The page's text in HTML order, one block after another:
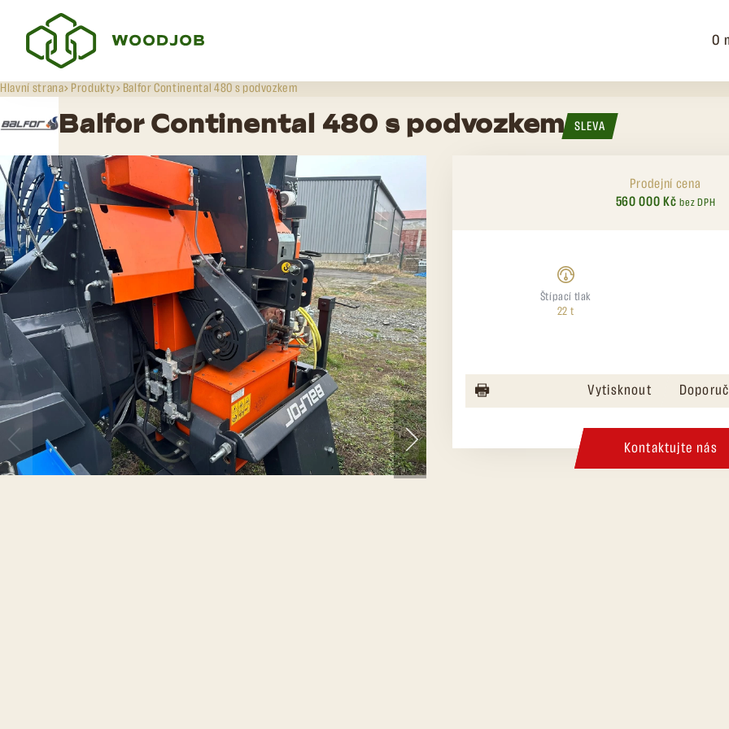
O
Hlavní strana Produkty Balfor Continental 480 s podvozkem
Balfor Continental 480 s podvozkem SLEVA
Prodejní cena
560 000 Kčbez DPH
Štípací tlak
22 t
Vytisknout
Kontaktujte nás